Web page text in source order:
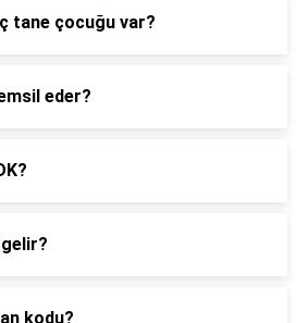
tane çocuğu var?
eder?
kodu?